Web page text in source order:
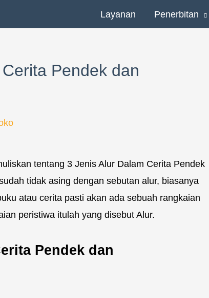
Layanan Penerbitan
Pendek dan
tentang 3 Jenis Alur Dalam Cerita Pendek
tidak asing dengan sebutan alur, biasanya
atau cerita pasti akan ada sebuah rangkaian
peristiwa itulah yang disebut Alur.
Pendek dan